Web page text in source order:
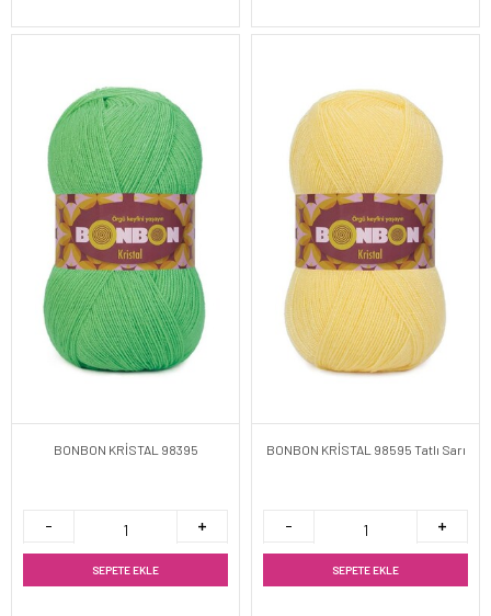
BONBON KRİSTAL 98395
SEPETE EKLE
BONBON KRİSTAL 98595 Tatlı Sarı
SEPETE EKLE